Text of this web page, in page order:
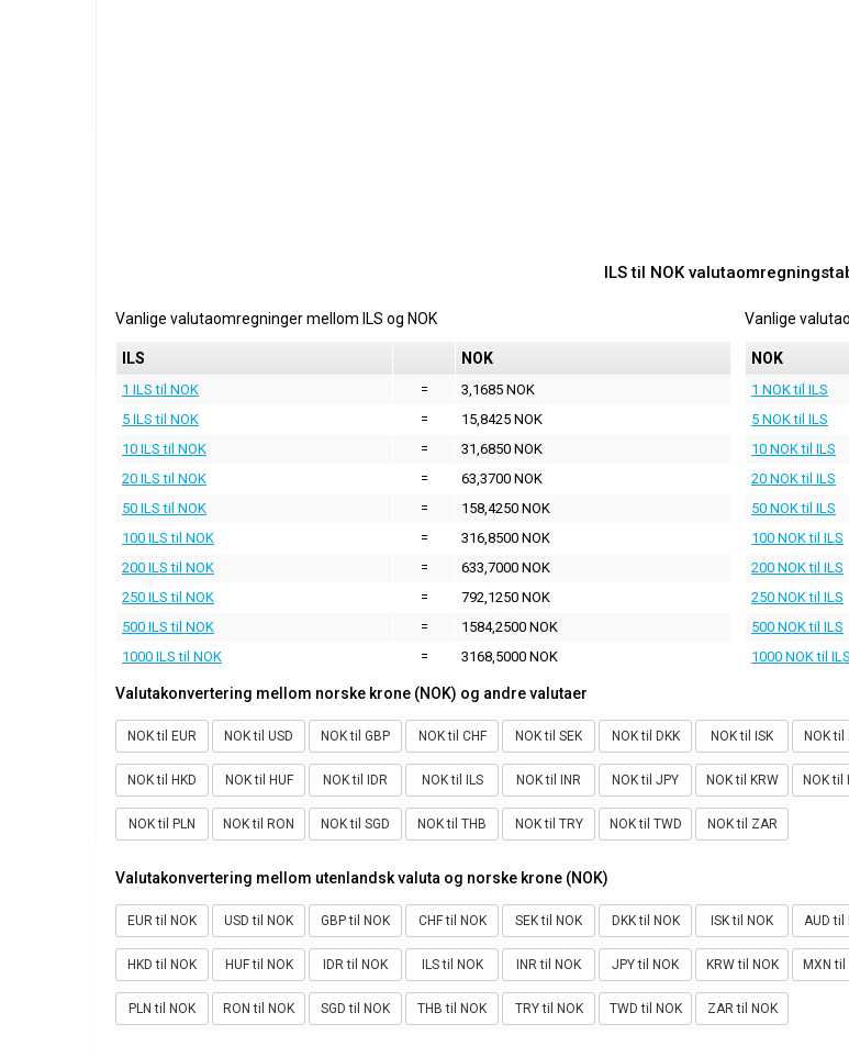
ILS til NOK
Vanlige valutaomregninger mellom ILS og NOK
ILS NOK
1 ILS til NOK =
3,1685 NOK
5 ILS til NOK
=
15,8425 NOK
10 ILS til NOK
=
31,6850 NOK
20 ILS til NOK
=
63,3700 NOK
50 ILS til NOK
=
158,4250 NOK
100 ILS til NOK
=
316,8500 NOK
200 ILS til NOK
=
633,7000 NOK
250 ILS til NOK
=
792,1250 NOK
500 ILS til NOK
=
1584,2500 NOK
1000 ILS til NOK
= 3168,5000 NOK
Vanlige
NOK
1 NOK til ILS
5 NOK til ILS
10 NOK til ILS
20 NOK til ILS
50 NOK til ILS
100 NOK til ILS
200 NOK til ILS
250 NOK til ILS
500 NOK til ILS
1000 NOK til ILS
Valutakonvertering mellom norske krone (NOK) og andre valutaer
NOK til EUR NOK til USD NOK til GBP NOK til CHF NOK til SEK NOK til DKK NOK til ISK NOK til
NOK til HKD NOK til HUF NOK til IDR NOK til ILS NOK til INR NOK til JPY NOK til KRW NOK til
NOK til PLN NOK til RON NOK til SGD NOK til THB NOK til TRY NOK til TWD NOK til ZAR
Valutakonvertering mellom utenlandsk valuta og norske krone (NOK)
EUR til NOK USD til NOK GBP til NOK CHF til NOK SEK til NOK DKK til NOK ISK til NOK AUD til
HKD til NOK HUF til NOK IDR til NOK ILS til NOK INR til NOK JPY til NOK KRW til NOK MXN til
PLN til NOK RON til NOK SGD til NOK THB til NOK TRY til NOK TWD til NOK ZAR til NOK